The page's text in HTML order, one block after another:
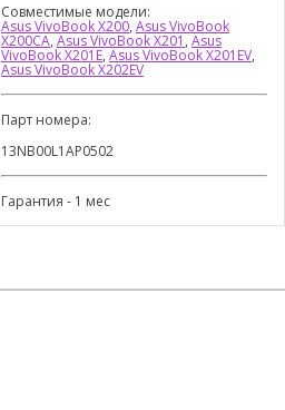
Совместимые модели:
Asus VivoBook X200, Asus VivoBook
X200CA, Asus VivoBook X201 , Asus
VivoBook X201E, Asus VivoBook X201EV,
Asus VivoBook X202EV
Парт номера:
13NB00L1AP0502
Гарантия - 1 мес